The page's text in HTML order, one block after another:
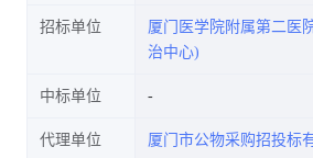
招标单位
厦门医学院附属第二医
治中心)
中标单位
代理单位 厦门市公物采购招投标